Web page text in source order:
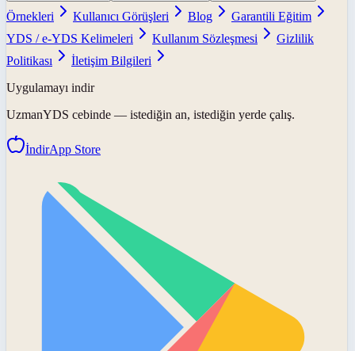
Örnekleri
Kullanıcı Görüşleri Blog
Garantili Eğitim
YDS / e-YDS Kelimeleri
Kullanım Sözleşmesi
Gizlilik
Politikası
İletişim Bilgileri
Uygulamayı indir
UzmanYDS cebinde — istediğin an, istediğin yerde çalış.
İndirApp Store